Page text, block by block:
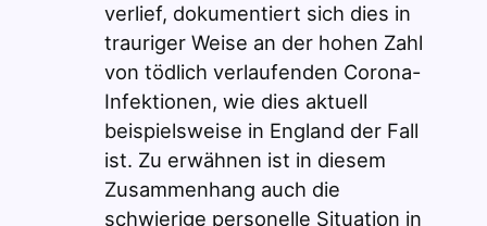
verlief, dokumentiert sich dies in
trauriger Weise an der hohen Zahl
von tödlich verlaufenden Corona-
Infektionen, wie dies aktuell
beispielsweise in England der Fall
ist. Zu erwähnen ist in diesem
Zusammenhang auch die
schwierige personelle Situation in